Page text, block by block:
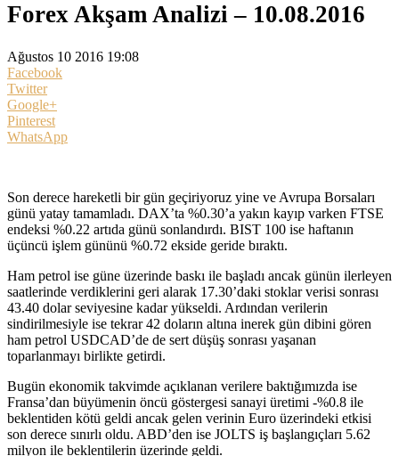
Forex Akşam Analizi – 10.08.2016
Ağustos 10 2016 19:08
Facebook
Twitter
Google+
Pinterest
WhatsApp
Son derece hareketli bir gün geçiriyoruz yine ve Avrupa Borsaları
günü yatay tamamladı. DAX’ta %0.30’a yakın kayıp varken FTSE
endeksi %0.22 artıda günü sonlandırdı. BIST 100 ise haftanın
üçüncü işlem gününü %0.72 ekside geride bıraktı.
Ham petrol ise güne üzerinde baskı ile başladı ancak günün ilerleyen
saatlerinde verdiklerini geri alarak 17.30’daki stoklar verisi sonrası
43.40 dolar seviyesine kadar yükseldi. Ardından verilerin
sindirilmesiyle ise tekrar 42 doların altına inerek gün dibini gören
ham petrol USDCAD’de de sert düşüş sonrası yaşanan
toparlanmayı birlikte getirdi.
Bugün ekonomik takvimde açıklanan verilere baktığımızda ise
Fransa’dan büyümenin öncü göstergesi sanayi üretimi -%0.8 ile
beklentiden kötü geldi ancak gelen verinin Euro üzerindeki etkisi
son derece sınırlı oldu. ABD’den ise JOLTS iş başlangıçları 5.62
milyon ile beklentilerin üzerinde geldi.